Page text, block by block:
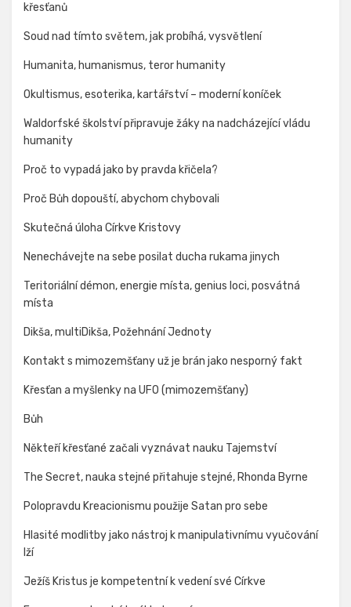
křesťanů
Soud nad tímto světem, jak probíhá, vysvětlení
Humanita, humanismus, teror humanity
Okultismus, esoterika, kartářství – moderní koníček
Waldorfské školství připravuje žáky na nadcházející vládu
humanity
Proč to vypadá jako by pravda křičela?
Proč Bůh dopouští, abychom chybovali
Skutečná úloha Církve Kristovy
Nenechávejte na sebe posilat ducha rukama jinych
Teritoriální démon, energie místa, genius loci, posvátná
místa
Dikša, multiDikša, Požehnání Jednoty
Kontakt s mimozemšťany už je brán jako nesporný fakt
Křesťan a myšlenky na UFO (mimozemšťany)
Bůh
Někteří křesťané začali vyznávat nauku Tajemství
The Secret, nauka stejné přitahuje stejné, Rhonda Byrne
Polopravdu Kreacionismu použije Satan pro sebe
Hlasité modlitby jako nástroj k manipulativnímu vyučování
lží
Ježíš Kristus je kompetentní k vedení své Církve